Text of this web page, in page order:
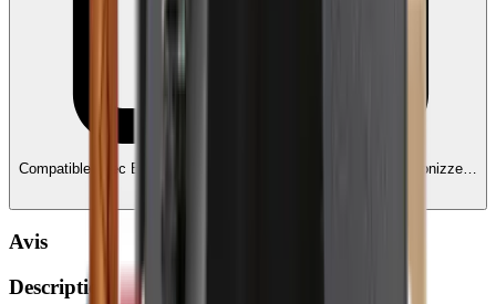
Compatible avec Ecochèques et Chèques-cadeaux
Edenred, Monizze…
Avis
Description